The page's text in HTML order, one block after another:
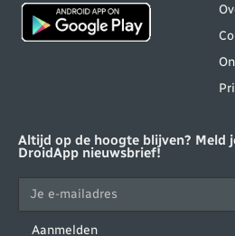
Altijd op de hoogte blijven? Meld
DroidApp nieuwsbrief!
Aanmelden